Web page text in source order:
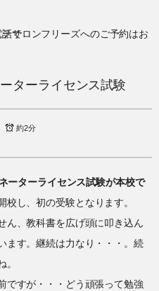
ターライセンス試験
約2分
ーターライセンス試験が本校で
校し、初の受験となります。
ん、教科書を広げ頭に叩き込ん
ます。継続は力なり・・・。続
すが・・・どう頑張って勉強